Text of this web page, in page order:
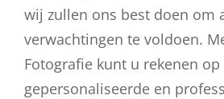
wij zullen ons best doen om
verwachtingen te voldoen.
Fotografie kunt u rekenen op
gepersonaliseerde en